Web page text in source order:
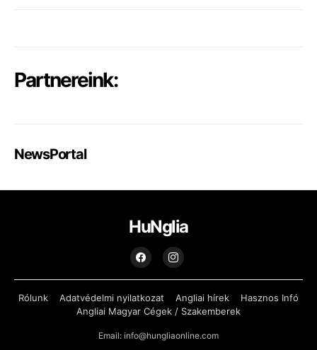
Partnereink:
NewsPortal
HuNglia
Rólunk Adatvédelmi nyilatkozat Angliai hírek
Hasznos Infó
Angliai Magyar Cégek / Szakemberek
Email: info@hungliaonline.com